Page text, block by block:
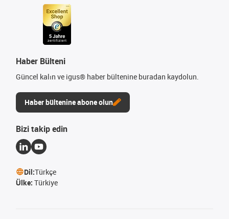
Haber Bülteni
Güncel kalın ve igus® haber bültenine buradan kaydolun.
Haber bültenine abone olun
Bizi takip edin
Dil:Türkçe
Ülke: Türkiye